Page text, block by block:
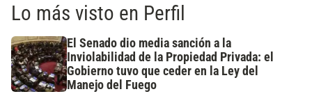
Lo más visto en Perfil
El Senado dio media sanción a la
Inviolabilidad de la Propiedad Privada: el
Gobierno tuvo que ceder en la Ley del
Manejo del Fuego